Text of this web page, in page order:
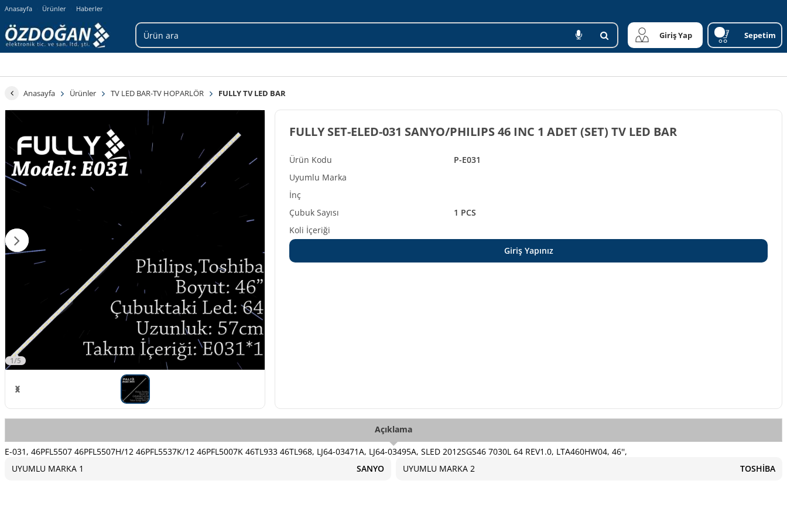
Anasayfa Ürünler Haberler
Giriş Yap Sepetim
Anasayfa Ürünler TV LED BAR-TV HOPARLÖR FULLY TV LED BAR
1/5
P-E031
FULLY SET-ELED-031 SANYO/PHILIPS 46 INC 1 ADET (SET) TV LED BAR
1 PCS
Giriş Yapınız
Açıklama
E-031, 46PFL5507 46PFL5507H/12 46PFL5537K/12 46PFL5007K 46TL933 46TL968, LJ64-03471A, LJ64-03495A, SLED 2012SGS46 7030L 64 REV1.0, LTA460HW04, 46'',
UYUMLU MARKA 1
SANYO UYUMLU MARKA 2 TOSHİBA